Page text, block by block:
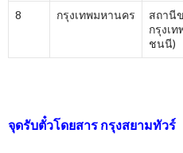
8 กรุงเทพมหานคร
สถานี
กรุงเ
ชนนี)
จุดรับตั๋วโดยสาร กรุงสยามทัวร์